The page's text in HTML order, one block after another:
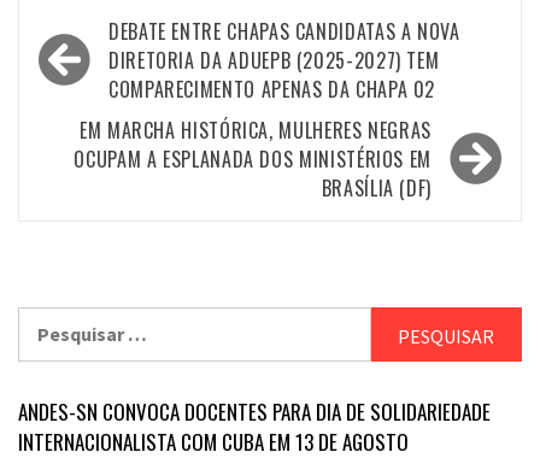
Navegação
de
Post
DEBATE ENTRE CHAPAS CANDIDATAS A NOVA
DIRETORIA DA ADUEPB (2025-2027) TEM
COMPARECIMENTO APENAS DA CHAPA 02
EM MARCHA HISTÓRICA, MULHERES NEGRAS
OCUPAM A ESPLANADA DOS MINISTÉRIOS EM
BRASÍLIA (DF)
por:
ANDES-SN CONVOCA DOCENTES PARA DIA DE SOLIDARIEDADE
INTERNACIONALISTA COM CUBA EM 13 DE AGOSTO